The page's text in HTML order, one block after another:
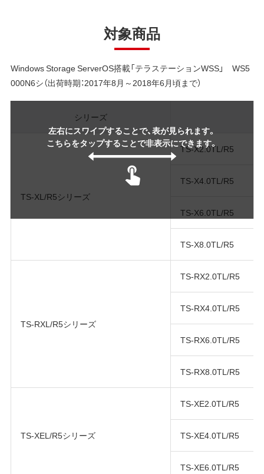
対象商品
Windows Storage ServerOS搭載「テラステーションWSS」 WS5
000N6シ（出荷時期：2017年8月～2018年6月頃まで）
左右にスワイプすることで、表が見られます。
こちらをタップすることで非表示にできます。
シリーズ
TS-XL/R5シリーズ
TS-X2.0TL/R5
TS-X4.0TL/R5
TS-X6.0TL/R5
TS-X8.0TL/R5
TS-RXL/R5シリーズ
TS-RX2.0TL/R5
TS-RX4.0TL/R5
TS-RX6.0TL/R5
TS-RX8.0TL/R5
TS-XEL/R5シリーズ
TS-XE2.0TL/R5
TS-XE4.0TL/R5
TS-XE6.0TL/R5